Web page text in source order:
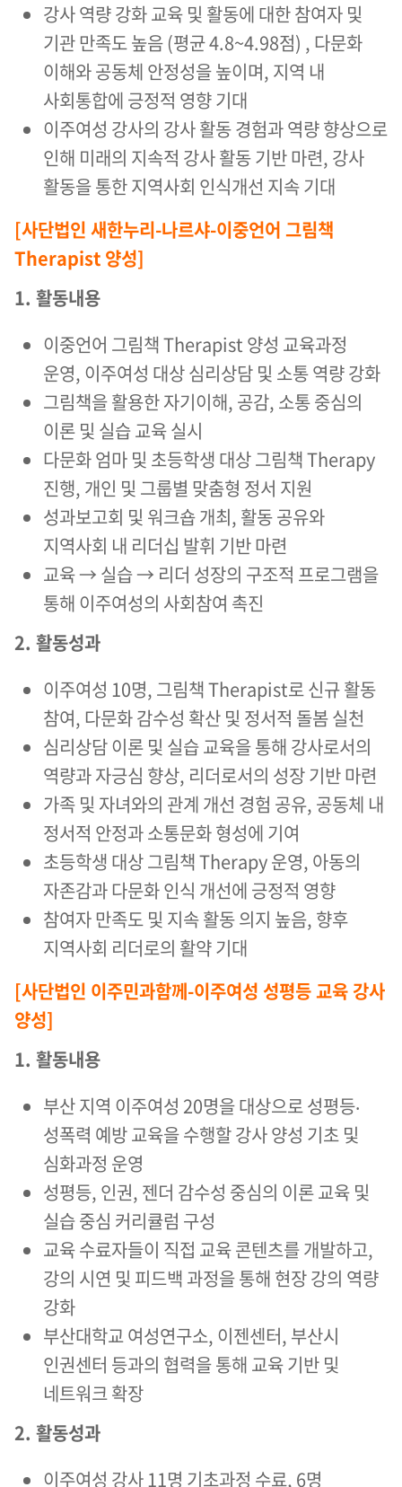
강사 역량 강화 교육 및 활동에 대한 참여자 및
기관 만족도 높음 (평균 4.8~4.98점) , 다문화
이해와 공동체 안정성을 높이며, 지역 내
사회통합에 긍정적 영향 기대
이주여성 강사의 강사 활동 경험과 역량 향상으로
인해 미래의 지속적 강사 활동 기반 마련, 강사
활동을 통한 지역사회 인식개선 지속 기대
[사단법인 새한누리-나르샤-이중언어 그림책
Therapist 양성]
1. 활동내용
이중언어 그림책 Therapist 양성 교육과정
운영, 이주여성 대상 심리상담 및 소통 역량 강화
그림책을 활용한 자기이해, 공감, 소통 중심의
이론 및 실습 교육 실시
다문화 엄마 및 초등학생 대상 그림책 Therapy
진행, 개인 및 그룹별 맞춤형 정서 지원
성과보고회 및 워크숍 개최, 활동 공유와
지역사회 내 리더십 발휘 기반 마련
교육 → 실습 → 리더 성장의 구조적 프로그램을
통해 이주여성의 사회참여 촉진
2. 활동성과
이주여성 10명, 그림책 Therapist로 신규 활동
참여, 다문화 감수성 확산 및 정서적 돌봄 실천
심리상담 이론 및 실습 교육을 통해 강사로서의
역량과 자긍심 향상, 리더로서의 성장 기반 마련
가족 및 자녀와의 관계 개선 경험 공유, 공동체 내
정서적 안정과 소통문화 형성에 기여
초등학생 대상 그림책 Therapy 운영, 아동의
자존감과 다문화 인식 개선에 긍정적 영향
참여자 만족도 및 지속 활동 의지 높음, 향후
지역사회 리더로의 활약 기대
[사단법인 이주민과함께-이주여성 성평등 교육 강사
양성]
1. 활동내용
부산 지역 이주여성 20명을 대상으로 성평등‧
성폭력 예방 교육을 수행할 강사 양성 기초 및
심화과정 운영
성평등, 인권, 젠더 감수성 중심의 이론 교육 및
실습 중심 커리큘럼 구성
교육 수료자들이 직접 교육 콘텐츠를 개발하고,
강의 시연 및 피드백 과정을 통해 현장 강의 역량
강화
부산대학교 여성연구소, 이젠센터, 부산시
인권센터 등과의 협력을 통해 교육 기반 및
네트워크 확장
2. 활동성과
이주여성 강사 11명 기초과정 수료, 6명